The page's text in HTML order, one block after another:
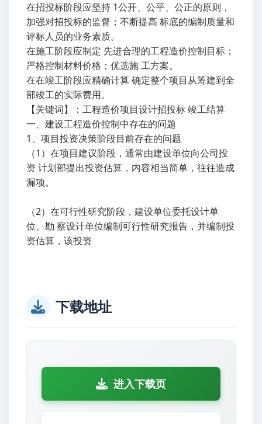
在招投标阶段应坚持 1公开、公平、公正的原则，
加强对招投标的监督；不断提高 标底的编制质量和
评标人员的业务素质。
在施工阶段应制定 先进合理的工程造价控制目标；
严格控制材料价格；优选施 工方案。
在在竣工阶段应精确计算 确定整个项目从筹建到全
部竣工的实际费用。
【关键词】：工程造价项目设计招投标 竣工结算
一、建设工程造价控制中存在的问题
1、项目投资决策阶段目前存在的问题
（1）在项目建议阶段，通常由建设单位向公司投
资 计划部提出投资估算，内容相当简单，往往造成
漏项。
（2）在可行性研究阶段，建设单位委托设计单
位、勘 察设计单位编制可行性研究报告，并编制投
资估算，该投资
下载地址
进入下载页